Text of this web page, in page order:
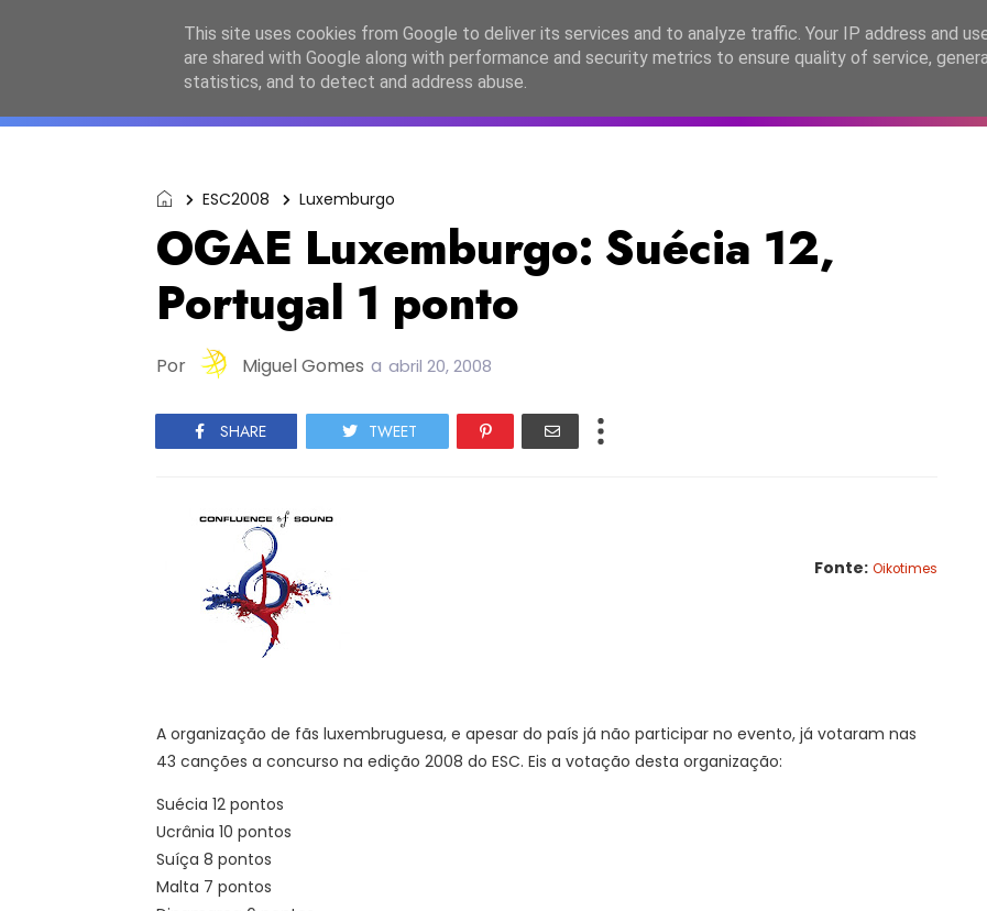
ESC2027 JESC2026 FC2026 EASC2026 PORTUGAL LANÇAMENTOS
ESC2008 Luxemburgo
OGAE Luxemburgo: Suécia 12,
Portugal 1 ponto
Por Miguel Gomes a abril 20, 2008
SHARE TWEET
Fonte: Oikotimes
A organização de fãs luxembruguesa, e apesar do país já não participar no evento, já votaram nas
43 canções a concurso na edição 2008 do ESC. Eis a votação desta organização:
Suécia 12 pontos
Ucrânia 10 pontos
Suíça 8 pontos
Malta 7 pontos
This site uses cookies from Google to deliver its services and to analyze traffic. Your IP address and
are shared with Google along with performance and security metrics to ensure quality of service,
statistics, and to detect and address abuse.